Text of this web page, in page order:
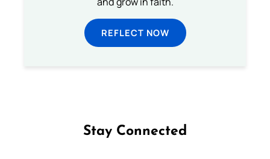
REFLECT NOW
Stay Connected